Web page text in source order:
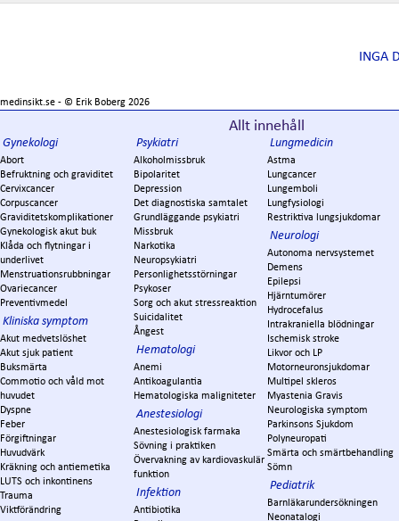
INGA
medinsikt.se - © Erik Boberg 2026
Allt innehåll
Gynekologi
Abort
Befruktning och graviditet
Cervixcancer
Corpuscancer
Graviditetskomplikationer
Gynekologisk akut buk
Klåda och flytningar i
underlivet
Menstruationsrubbningar
Ovariecancer
Preventivmedel
Kliniska symptom
Akut medvetslöshet
Akut sjuk patient
Buksmärta
Commotio och våld mot
huvudet
Dyspne
Feber
Förgiftningar
Huvudvärk
Kräkning och antiemetika
LUTS och inkontinens
Trauma
Viktförändring
Psykiatri
Alkoholmissbruk
Bipolaritet
Depression
Det diagnostiska samtalet
Grundläggande psykiatri
Missbruk
Narkotika
Neuropsykiatri
Personlighetsstörningar
Psykoser
Sorg och akut stressreaktion
Suicidalitet
Ångest
Hematologi
Anemi
Antikoagulantia
Hematologiska maligniteter
Anestesiologi
Anestesiologisk farmaka
Sövning i praktiken
Övervakning av kardiovaskulär
funktion
Infektion
Antibiotika
Lungmedicin
Astma
Lungcancer
Lungemboli
Lungfysiologi
Restriktiva lungsjukdomar
Neurologi
Autonoma nervsystemet
Demens
Epilepsi
Hjärntumörer
Hydrocefalus
Intrakraniella blödningar
Ischemisk stroke
Likvor och LP
Motorneuronsjukdomar
Multipel skleros
Myastenia Gravis
Neurologiska symptom
Parkinsons Sjukdom
Polyneuropati
Smärta och smärtbehandling
Sömn
Pediatrik
Barnläkarundersökningen
Neonatalogi